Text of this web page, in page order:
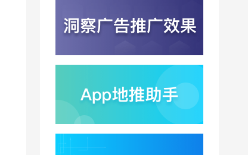
落地凸显全链路设备归
因紧迫性
2026-08-03
2000亿美元？云与广告
双轮驱动下B端应用迎来
分发与归因重构
千问已在特斯拉车机内
测？大模型上车打通跨
端服务与全渠道归因新